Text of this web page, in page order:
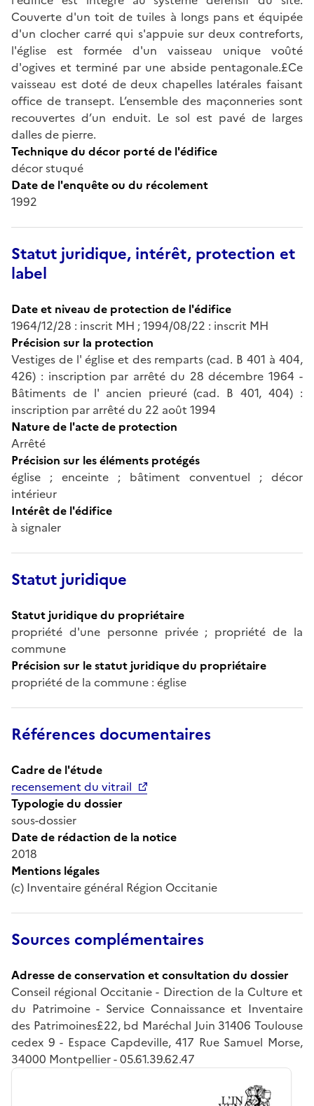
Couverte d'un toit de tuiles à longs pans et équipée
d'un clocher carré qui s'appuie sur deux contreforts,
l'église est formée d'un vaisseau unique voûté
d'ogives et terminé par une abside pentagonale.£Ce
vaisseau est doté de deux chapelles latérales faisant
office de transept. L’ensemble des maçonneries sont
recouvertes d’un enduit. Le sol est pavé de larges
dalles de pierre.
Technique du décor porté de l'édifice
décor stuqué
Date de l'enquête ou du récolement
1992
Statut juridique, intérêt, protection et
label
Date et niveau de protection de l'édifice
1964/12/28 : inscrit MH ; 1994/08/22 : inscrit MH
Précision sur la protection
Vestiges de l' église et des remparts (cad. B 401 à 404,
426) : inscription par arrêté du 28 décembre 1964 -
Bâtiments de l' ancien prieuré (cad. B 401, 404) :
inscription par arrêté du 22 août 1994
Nature de l'acte de protection
Arrêté
Précision sur les éléments protégés
église ; enceinte ; bâtiment conventuel ; décor
intérieur
Intérêt de l'édifice
à signaler
Statut juridique
Statut juridique du propriétaire
propriété d'une personne privée ; propriété de la
commune
Précision sur le statut juridique du propriétaire
propriété de la commune : église
Références documentaires
Cadre de l'étude
recensement du vitrail
Typologie du dossier
sous-dossier
Date de rédaction de la notice
2018
Mentions légales
(c) Inventaire général Région Occitanie
Sources complémentaires
Adresse de conservation et consultation du dossier
Conseil régional Occitanie - Direction de la Culture et
du Patrimoine - Service Connaissance et Inventaire
des Patrimoines£22, bd Maréchal Juin 31406 Toulouse
cedex 9 - Espace Capdeville, 417 Rue Samuel Morse,
34000 Montpellier - 05.61.39.62.47